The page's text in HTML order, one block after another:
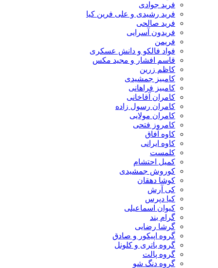
فرید جوادی
فرید رشیدی و علی فرین کیا
فرید صالحی
فریدون آسرایی
فریمن
فواد فالکو و دانش عسکری
قاسم افشار و مجید مکس
کاظم زرین
کامبیز جمشیدی
کامبیز فراهانی
کامران آقاخانی
کامران رسول زاده
کامران مولایی
کامروز فتحی
کاوه آفاق
کاوه ایرانی
کلمست
کمیل احتشام
کوروش جمشیدی
کوشا دهقان
کی آرش
کیا دپرس
کیوان اسماعیلی
گرام بند
گرشا رضایی
گروه اپیکور و صادق
گروه باتری و کلونل
گروه پالت
گروه دنگ شو